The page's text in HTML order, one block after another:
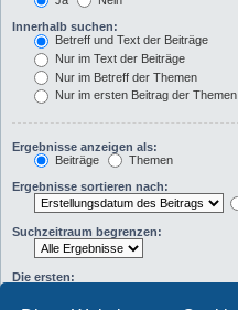
Innerhalb suchen:
Betreff und Text der Beiträge
Nur im Text der Beiträge
Nur im Betreff der Themen
Nur im ersten Beitrag der Themen
Ergebnisse anzeigen als:
Beiträge
Themen
Ergebnisse sortieren nach:
Suchzeitraum begrenzen:
Die ersten: